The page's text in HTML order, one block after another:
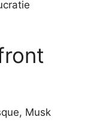
Musk